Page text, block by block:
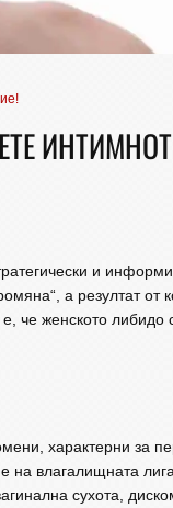
и
а резултат от
че женското
характерни за
на влагалищната
сухота,